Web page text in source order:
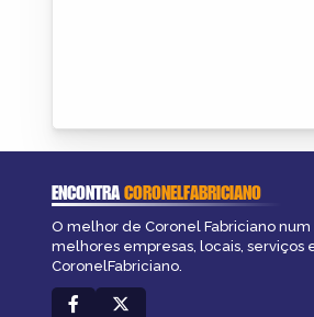
ENCONTRACORONELFABRICIANO
O melhor de Coronel Fabriciano num
melhores empresas, locais, serviços
CoronelFabriciano.